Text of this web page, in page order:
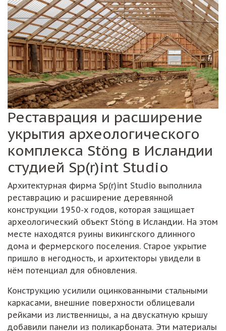
Реставрация и расширение
укрытия археологического
комплекса Stöng в Исландии
студией Sp(r)int Studio
Архитектурная фирма Sp(r)int Studio выполнила
реставрацию и расширение деревянной
конструкции 1950-х годов, которая защищает
археологический объект Stöng в Исландии. На этом
месте находятся руины викингского длинного
дома и фермерского поселения. Старое укрытие
пришло в негодность, и архитекторы увидели в
нём потенциал для обновления.
Конструкцию усилили оцинкованными стальными
каркасами, внешние поверхности облицевали
рейками из лиственницы, а на двускатную крышу
добавили панели из поликарбоната. Эти материалы